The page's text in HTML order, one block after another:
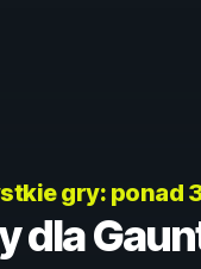
gry: ponad
dla